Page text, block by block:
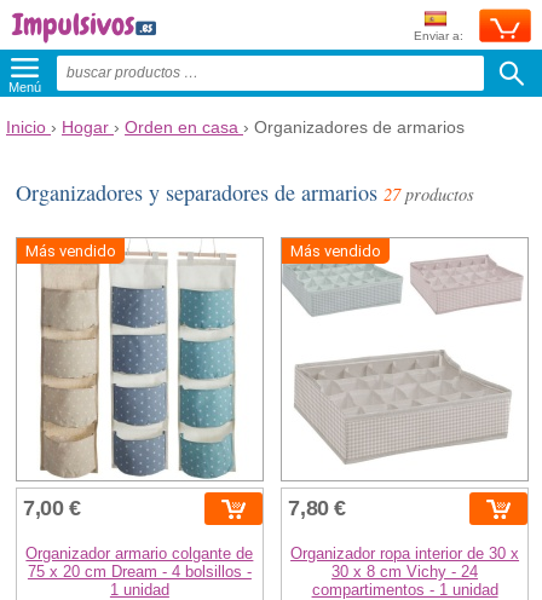
Enviar a:
Menú
Inicio › Hogar › Orden en casa › Organizadores de armarios
Organizadores y separadores de armarios27productos
Más vendido
7,00 €
Organizador armario colgante de
75 x 20 cm Dream - 4 bolsillos -
1 unidad
Más vendido
7,80 €
Organizador ropa interior de 30 x
30 x 8 cm Vichy - 24
compartimentos - 1 unidad